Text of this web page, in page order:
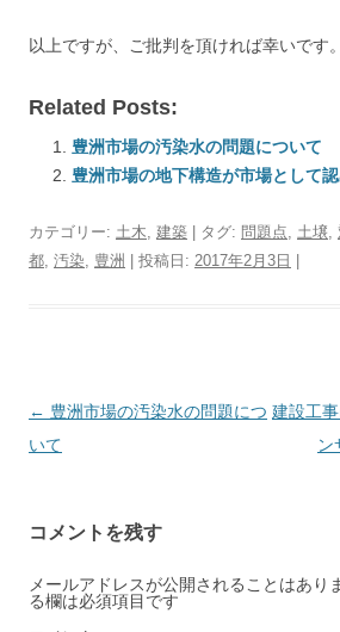
以上ですが、ご批判を頂ければ幸いです。
Related Posts:
豊洲市場の汚染水の問題について
豊洲市場の地下構造が市場として
カテゴリー: 土木, 建築 | タグ: 問題点, 土壌,
都, 汚染, 豊洲 | 投稿日: 2017年2月3日
投
稿
ゲ
ー
シ
← 豊洲市場の汚染水の問題につ
いて
建設工
ン
コメントを残す
メールアドレスが公開されることはあり
る欄は必須項目です